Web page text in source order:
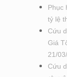
Phục
tỷ lệ
Cứu
Giá
21/
Cứu